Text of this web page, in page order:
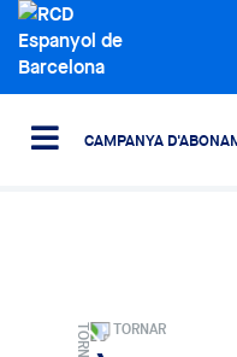
CAMPANYA
TORNAR